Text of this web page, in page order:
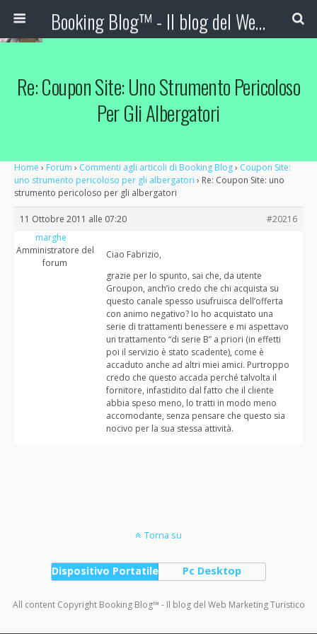
Booking Blog™ - Il blog del Web Marketing Turistico
Re: Coupon Site: Uno Strumento Pericoloso
Per Gli Albergatori
Home › Forum › Commenti agli articoli di Booking Blog› Coupon Site:
uno strumento pericoloso per gli albergatori › Re: Coupon Site: uno
strumento pericoloso per gli albergatori
11 Ottobre 2011 alle 07:20
#20216
marghe
Amministratore del
forum
Ciao Fabrizio,
grazie per lo spunto, sai che, da utente
Groupon, anch’io credo che chi acquista su
questo canale spesso usufruisca dell’offerta
con animo negativo? Io ho acquistato una
serie di trattamenti benessere e mi aspettavo
un trattamento “di serie B” a priori (in effetti
poi il servizio è stato scadente), come è
accaduto anche ad altri miei amici. Purtroppo
credo che questo accada perché talvolta il
fornitore, infastidito dal fatto che il cliente
abbia speso meno, lo tratti in modo meno
accomodante, senza pensare che questo sia
nocivo per la sua stessa attività.
Torna su
Dispositivo Portatile Pc Desktop
All content Copyright Booking Blog™ - Il blog del Web Marketing Turistico